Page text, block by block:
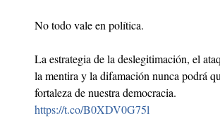
No todo vale en política.
La estrategia de la deslegitimación, el
la mentira y la difamación nunca podrá
fortaleza de nuestra democracia.
https://t.co/B0XDV0G75l